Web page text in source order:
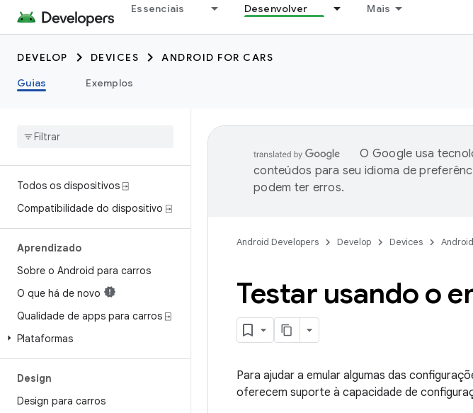
Essenciais Desenvolver Mais
DEVELOP DEVICES
ANDROID FOR CARS
Guias
Exemplos
Todos os dispositivos ⍈
Compatibilidade do dispositivo ⍈
Aprendizado
Sobre o Android para carros
O que há de novo
Qualidade de apps para carros ⍈
Plataformas
Design
Design para carros
O Google usa
conteúdos para seu idioma de
podem ter erros.
Android Developers Develop Devices
Testar usando o
Para ajudar a emular algumas das
oferecem suporte à capacidade de